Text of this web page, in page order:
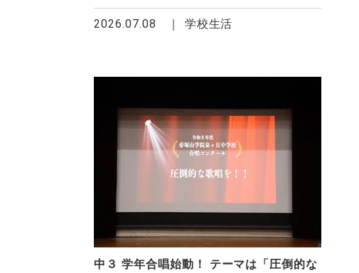
2026.07.08 学校生活
中３ 学年合唱始動！ テーマは「圧倒的な